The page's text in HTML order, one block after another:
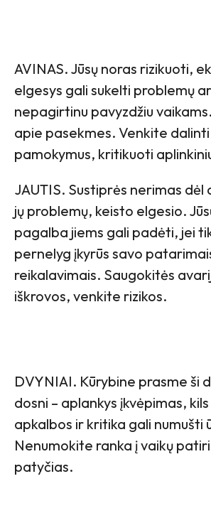
AVINAS. Jūsų noras rizikuoti,
elgesys gali sukelti problemų
nepagirtinu pavyzdžiu
apie pasekmes. Venkite
pamokymus, kritikuoti
JAUTIS. Sustiprės nerimas dėl
jų problemų, keisto elgesio.
pagalba jiems gali padėti, jei
pernelyg įkyrūs savo
reikalavimais. Saugokitės
iškrovos, venkite rizikos.
DVYNIAI. Kūrybine prasme ši
dosni – aplankys įkvėpimas,
apkalbos ir kritika gali numušti
Nenumokite ranka į vaikų
patyčias.